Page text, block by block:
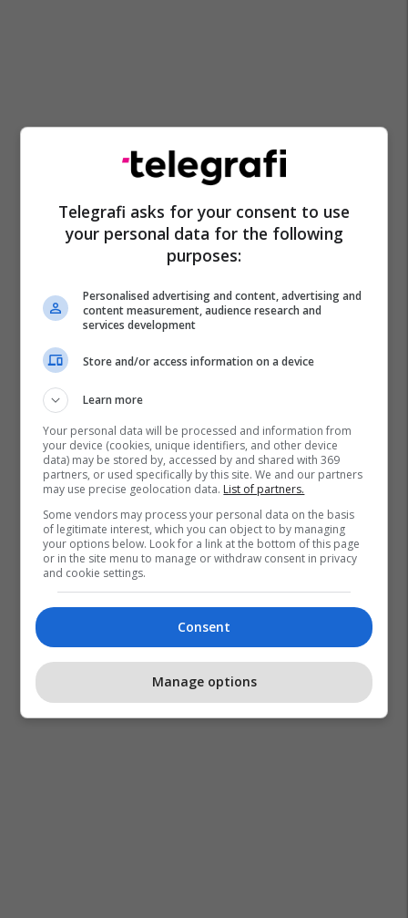
Arabia Saudite Kuvajti Irani
Lufta Në Iran
Shba
Telegrafi asks for your consent to use
your personal data for the following
purposes:
Personalised advertising and content, advertising and
content measurement, audience research and
services development
Store and/or access information on a device
Learn more
Your personal data will be processed and information from
your device (cookies, unique identifiers, and other device
data) may be stored by, accessed by and shared with 369
partners, or used specifically by this site. We and our partners
may use precise geolocation data. List of partners.
Some vendors may process your personal data on the basis
of legitimate interest, which you can object to by managing
your options below. Look for a link at the bottom of this page
or in the site menu to manage or withdraw consent in privacy
and cookie settings.
Consent
Manage options